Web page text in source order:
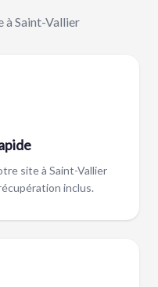
à Saint-Vallier
site à Saint-Vallier
inclus.